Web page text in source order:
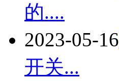
的....
2023-05-16
开关...